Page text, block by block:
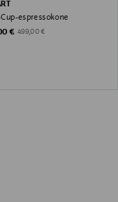
espressokone
Price
€ Original Price
499,00 €